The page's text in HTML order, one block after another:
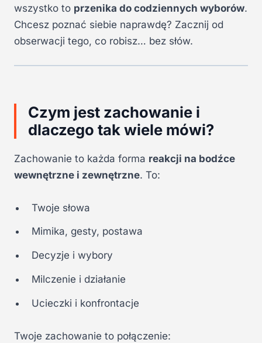
wszystko to przenika do codziennych wyborów.
Chcesz poznać siebie naprawdę? Zacznij od
obserwacji tego, co robisz… bez słów.
Czym jest zachowanie i
dlaczego tak wiele mówi?
Zachowanie to każda forma reakcji na bodźce
wewnętrzne i zewnętrzne. To:
Twoje słowa
Mimika, gesty, postawa
Decyzje i wybory
Milczenie i działanie
Ucieczki i konfrontacje
Twoje zachowanie to połączenie: